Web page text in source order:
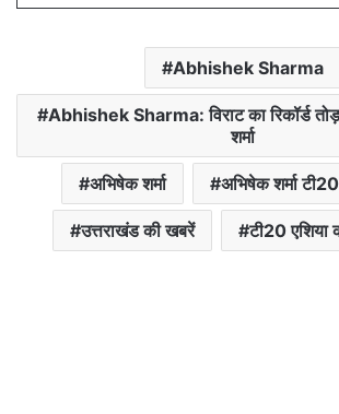
Abhishek Sharma
Abhishek Sharma: विराट का रिकॉर्ड
शर्मा
अभिषेक शर्मा अभिषेक शर्मा
उत्तराखंड की खबरें टी20 एशिया